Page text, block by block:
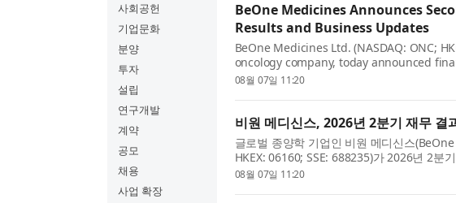
사회공헌
기업문화
분양
투자
설립
연구개발
계약
공모
채용
사업 확장
BeOne Medicines Announces
Results and Business Updates
BeOne Medicines Ltd. (NASDAQ: ONC;
oncology company, today announced
updates from the second quarter of 2026.
08월 07일 11:20
비원 메디신스, 2026년 2분기 재무 결
글로벌 종양학 기업인 비원 메디신스
HKEX: 06160; SSE: 688235)가 2026년 2분
했다. 비원의 공동창업자 겸 회장 겸 CEO인
08월 07일 11:20